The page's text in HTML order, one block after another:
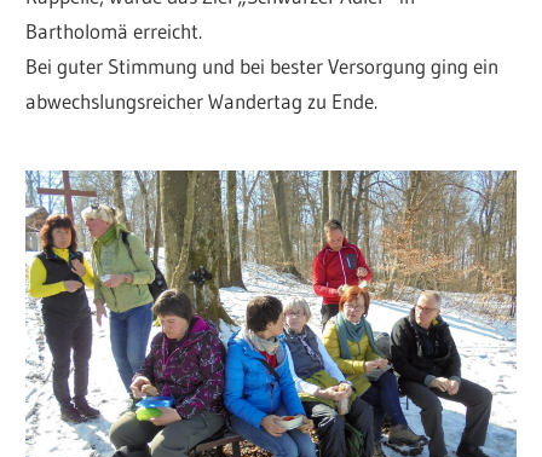
Bartholomä erreicht.
Bei guter Stimmung und bei bester Versorgung ging ein
abwechslungsreicher Wandertag zu Ende.